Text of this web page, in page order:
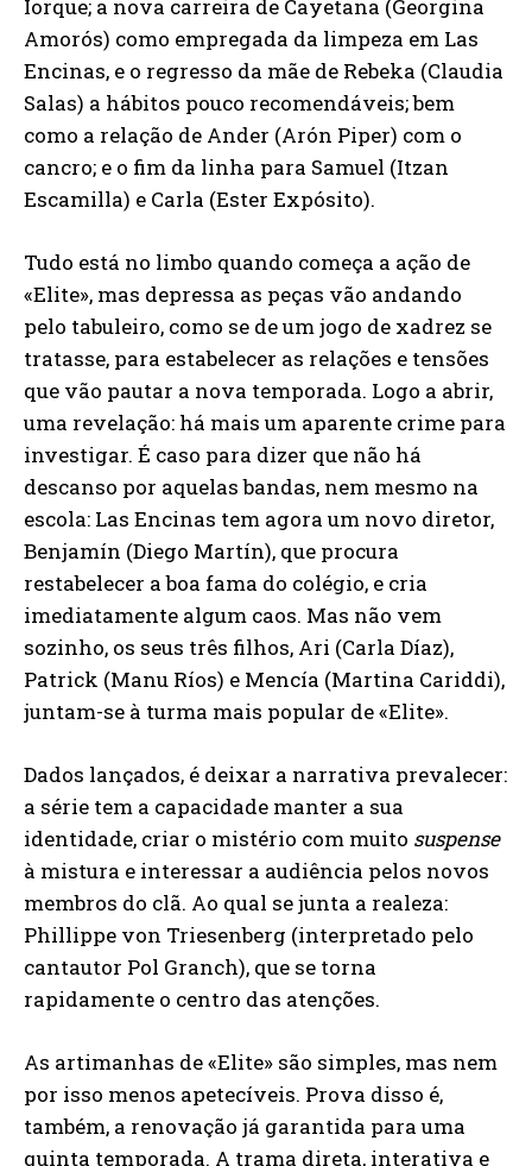
Iorque; a nova carreira de Cayetana (Georgina
Amorós) como empregada da limpeza em Las
Encinas, e o regresso da mãe de Rebeka (Claudia
Salas) a hábitos pouco recomendáveis; bem
como a relação de Ander (Arón Piper) com o
cancro; e o fim da linha para Samuel (Itzan
Escamilla) e Carla (Ester Expósito).
Tudo está no limbo quando começa a ação de
«Elite», mas depressa as peças vão andando
pelo tabuleiro, como se de um jogo de xadrez se
tratasse, para estabelecer as relações e tensões
que vão pautar a nova temporada. Logo a abrir,
uma revelação: há mais um aparente crime para
investigar. É caso para dizer que não há
descanso por aquelas bandas, nem mesmo na
escola: Las Encinas tem agora um novo diretor,
Benjamín (Diego Martín), que procura
restabelecer a boa fama do colégio, e cria
imediatamente algum caos. Mas não vem
sozinho, os seus três filhos, Ari (Carla Díaz),
Patrick (Manu Ríos) e Mencía (Martina Cariddi),
juntam-se à turma mais popular de «Elite».
Dados lançados, é deixar a narrativa prevalecer:
a série tem a capacidade manter a sua
identidade, criar o mistério com muito suspense
à mistura e interessar a audiência pelos novos
membros do clã. Ao qual se junta a realeza:
Phillippe von Triesenberg (interpretado pelo
cantautor Pol Granch), que se torna
rapidamente o centro das atenções.
As artimanhas de «Elite» são simples, mas nem
por isso menos apetecíveis. Prova disso é,
também, a renovação já garantida para uma
quinta temporada. A trama direta, interativa e